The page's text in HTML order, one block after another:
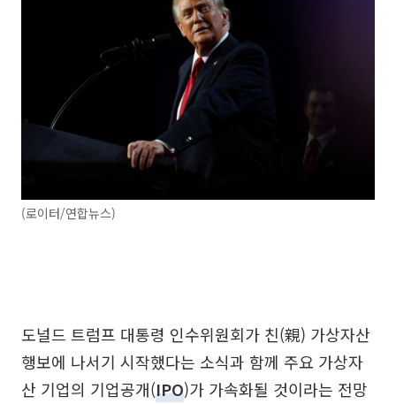
(로이터/연합뉴스)
도널드 트럼프 대통령 인수위원회가 친(親) 가상자산
행보에 나서기 시작했다는 소식과 함께 주요 가상자
산 기업의 기업공개(IPO)가 가속화될 것이라는 전망